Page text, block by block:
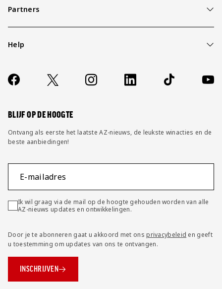
Partners
Help
Contact
FAQ
Socials
https://www.facebook.com/AZAlkmaar
X Instagram LinkedIn TikTok
BLIJF OP DE HOOGTE
Ontvang als eerste het laatste AZ-nieuws, de leukste winacties en de
beste aanbiedingen!
E-mailadres
Ik wil graag via de mail op de hoogte gehouden worden van alle
AZ-nieuws updates en ontwikkelingen.
Door je te abonneren gaat u akkoord met onsprivacybeleid en geeft
u toestemming om updates van ons te ontvangen.
INSCHRIJVEN